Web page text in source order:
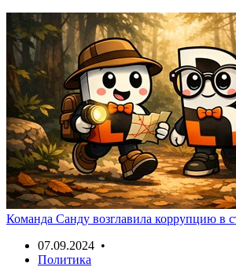
Команда Санду возглавила коррупцию в
07.09.2024 •
Политика